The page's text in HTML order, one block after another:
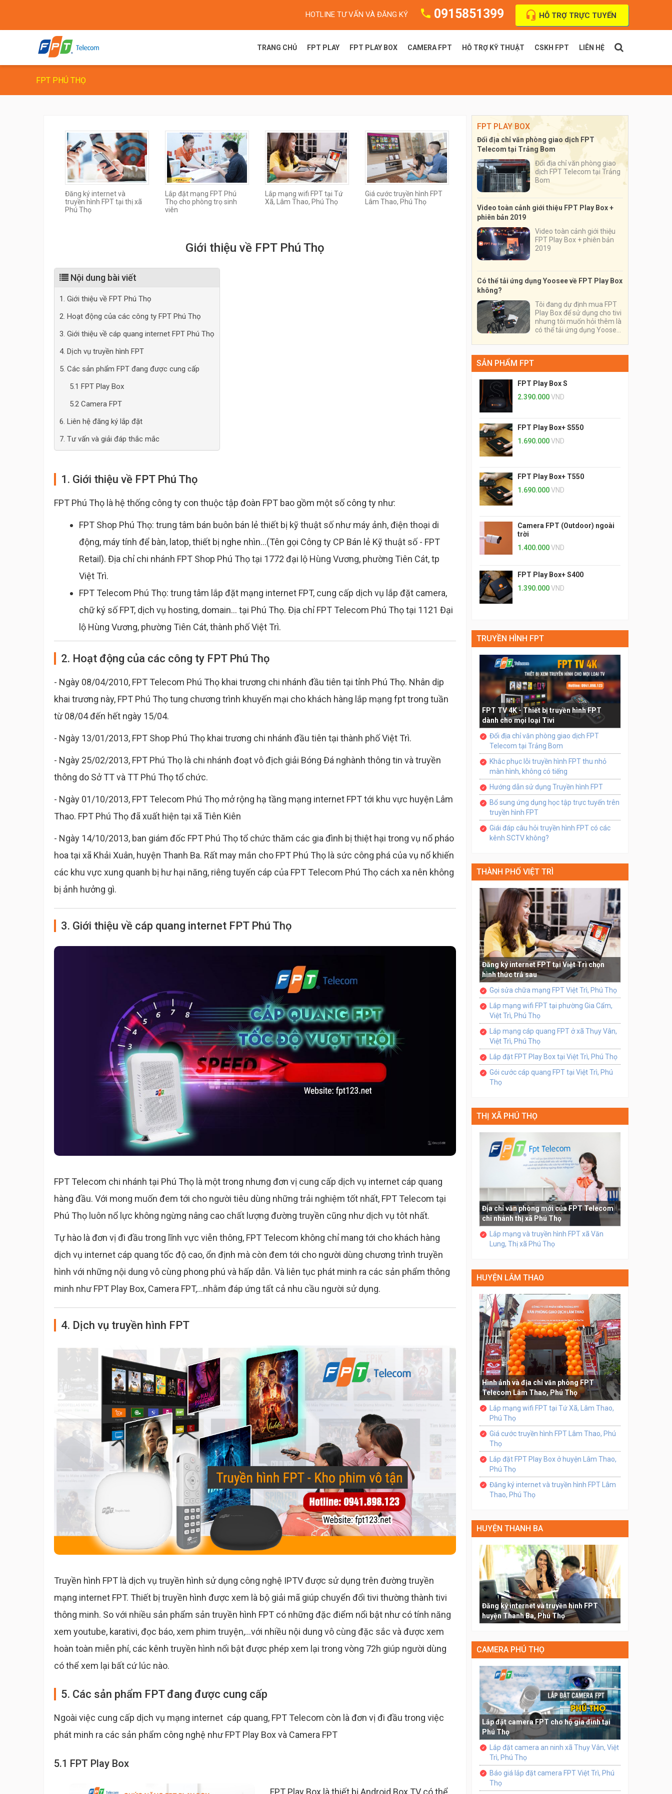
HOTLINE TƯ VẤN VÀ ĐĂNG KÝ 0915851399 HỖ TRỢ TRỰC TUYẾN
TRANG CHỦ FPT PLAY
Truyền hình FPT
FPT PLAY BOX
FPT Play Box+ S550
FPT Play Box+ S400
CAMERA FPT HỖ TRỢ KỸ THUẬT CSKH FPT LIÊN HỆ
FPT PHÚ THỌ
Đăng ký internet và
truyền hình FPT tại thị xã
Phú Thọ
Lắp đặt mạng FPT Phú
Thọ cho phòng trọ sinh
viên
Lắp mạng wifi FPT tại Tứ
Xã, Lâm Thao, Phú Thọ
Giá cước truyền hình FPT
Lâm Thao, Phú Thọ
Giới thiệu về FPT Phú Thọ
Nội dung bài viết
1. Giới thiệu về FPT Phú Thọ
2. Hoạt động của các công ty FPT Phú Thọ
3. Giới thiệu về cáp quang internet FPT Phú Thọ
4. Dịch vụ truyền hình FPT
5. Các sản phẩm FPT đang được cung cấp
5.1 FPT Play Box
5.2 Camera FPT
6. Liên hệ đăng ký lắp đặt
7. Tư vấn và giải đáp thắc mắc
1. Giới thiệu về FPT Phú Thọ
FPT Phú Thọ là hệ thống công ty con thuộc tập đoàn FPT bao gồm một số công ty như:
FPT Shop Phú Thọ: trung tâm bán buôn bán lẻ thiết bị kỹ thuật số như máy ảnh, điện thoại di
động, máy tính để bàn, latop, thiết bị nghe nhìn...(Tên gọi Công ty CP Bán lẻ Kỹ thuật số - FPT
Retail). Địa chỉ chi nhánh FPT Shop Phú Thọ tại 1772 đại lộ Hùng Vương, phường Tiên Cát, tp
Việt Trì.
FPT Telecom Phú Thọ: trung tâm lắp đặt mạng internet FPT, cung cấp dịch vụ lắp đặt camera,
chữ ký số FPT, dịch vụ hosting, domain... tại Phú Thọ. Địa chỉ FPT Telecom Phú Thọ tại 1121 Đại
lộ Hùng Vương, phường Tiên Cát, thành phố Việt Trì.
2. Hoạt động của các công ty FPT Phú Thọ
- Ngày 08/04/2010, FPT Telecom Phú Thọ khai trương chi nhánh đầu tiên tại tỉnh Phú Thọ. Nhân dịp
khai trương này, FPT Phú Thọ tung chương trình khuyến mại cho khách hàng lắp mạng fpt trong tuần
từ 08/04 đến hết ngày 15/04.
- Ngày 13/01/2013, FPT Shop Phú Thọ khai trương chi nhánh đầu tiên tại thành phố Việt Trì.
- Ngày 25/02/2013, FPT Phú Thọ là chi nhánh đoạt vô địch giải Bóng Đá nghành thông tin và truyền
thông do Sở TT và TT Phú Thọ tổ chức.
- Ngày 01/10/2013, FPT Telecom Phú Thọ mở rộng hạ tầng mạng internet FPT tới khu vực huyện Lâm
Thao. FPT Phú Thọ đã xuất hiện tại xã Tiên Kiên
- Ngày 14/10/2013, ban giám đốc FPT Phú Thọ tổ chức thăm các gia đình bị thiệt hại trong vụ nổ pháo
hoa tại xã Khải Xuân, huyện Thanh Ba. Rất may mắn cho FPT Phú Thọ là sức công phá của vụ nổ khiến
các khu vực xung quanh bị hư hại năng, riêng tuyến cáp của FPT Telecom Phú Thọ cách xa nên không
bị ảnh hưởng gì.
3. Giới thiệu về cáp quang internet FPT Phú Thọ
FPT Telecom chi nhánh tại Phú Thọ là một trong nhưng đơn vị cung cấp dịch vụ internet cáp quang
hàng đầu. Với mong muốn đem tới cho người tiêu dùng những trải nghiệm tốt nhất, FPT Telecom tại
Phú Thọ luôn nổ lực không ngừng nâng cao chất lượng đường truyền cũng như dịch vụ tôt nhất.
Tự hào là đơn vị đi đầu trong lĩnh vực viễn thông, FPT Telecom không chỉ mang tới cho khách hàng
dịch vụ internet cáp quang tốc độ cao, ổn định mà còn đem tới cho người dùng chương trình truyền
hình với những nội dung vô cùng phong phú và hấp dẫn. Và liên tục phát minh ra các sản phẩm thông
minh như FPT Play Box, Camera FPT,...nhằm đáp ứng tất cả nhu cầu người sử dụng.
4. Dịch vụ truyền hình FPT
Truyền hình FPT là dịch vụ truyền hình sử dụng công nghệ IPTV được sử dụng trên đường truyền
mạng internet FPT. Thiết bị truyền hình được xem là bộ giải mã giúp chuyển đổi tivi thường thành tivi
thông minh. So với nhiều sản phẩm sản truyền hình FPT có những đặc điểm nổi bật như có tính năng
xem youtube, karativi, đọc báo, xem phim truyện,...với nhiều nội dung vô cùng đặc sắc và được xem
hoàn toàn miễn phí, các kênh truyền hình nổi bật được phép xem lại trong vòng 72h giúp người dùng
có thể xem lại bất cứ lúc nào.
5. Các sản phẩm FPT đang được cung cấp
Ngoài việc cung cấp dịch vụ mạng internet cáp quang, FPT Telecom còn là đơn vị đi đầu trong việc
phát minh ra các sản phẩm công nghệ như FPT Play Box và Camera FPT
5.1 FPT Play Box
FPT PLAY BOX
Đổi địa chỉ văn phòng giao dịch FPT
Telecom tại Trảng Bom
Đổi địa chỉ văn phòng giao
dịch FPT Telecom tại Trảng
Bom
Video toàn cảnh giới thiệu FPT Play Box +
phiên bản 2019
Video toàn cảnh giới thiệu
FPT Play Box + phiên bản
2019
Có thể tải ứng dụng Yoosee về FPT Play Box
không?
Tôi đang dự định mua FPT
Play Box để sử dụng cho tivi
nhưng tôi muốn hỏi thêm là
có thể tải ứng dụng Yoosee
trên thiết bị này được
không?
SẢN PHẨM FPT
FPT Play Box S
2.390.000VND
FPT Play Box+ S550
1.690.000VND
FPT Play Box+ T550
1.690.000VND
Camera FPT (Outdoor) ngoài
trời
1.400.000VND
FPT Play Box+ S400
1.390.000VND
TRUYỀN HÌNH FPT
FPT TV 4K - Thiết bị truyền hình FPT
dành cho mọi loại Tivi
Đổi địa chỉ văn phòng giao dịch FPT
Telecom tại Trảng Bom
Khắc phục lỗi truyền hình FPT thu nhỏ
màn hình, không có tiếng
Hướng dẫn sử dụng Truyền hình FPT
Bổ sung ứng dụng học tập trực tuyến trên
truyền hình FPT
Giái đáp câu hỏi truyền hình FPT có các
kênh SCTV không?
THÀNH PHỐ VIỆT TRÌ
Đăng ký internet FPT tại Việt Trì chọn
hình thức trả sau
Gọi sửa chữa mạng FPT Việt Trì, Phú Thọ
Lắp mạng wifi FPT tại phường Gia Cẩm,
Việt Trì, Phú Thọ
Lắp mạng cáp quang FPT ở xã Thụy Vân,
Việt Trì, Phú Thọ
Lắp đặt FPT Play Box tại Việt Trì, Phú Thọ
Gói cước cáp quang FPT tại Việt Trì, Phú
Thọ
THỊ XÃ PHÚ THỌ
Địa chỉ văn phòng mới của FPT Telecom
chi nhánh thị xã Phú Thọ
Lắp mạng và truyền hình FPT xã Văn
Lung, Thị xã Phú Thọ
HUYỆN LÂM THAO
Hình ảnh và địa chỉ văn phòng FPT
Telecom Lâm Thao, Phú Thọ
Lắp mạng wifi FPT tại Tứ Xã, Lâm Thao,
Phú Thọ
Giá cước truyền hình FPT Lâm Thao, Phú
Thọ
Lắp đặt FPT Play Box ở huyện Lâm Thao,
Phú Thọ
Đăng ký internet và truyền hình FPT Lâm
Thao, Phú Thọ
HUYỆN THANH BA
Đăng ký internet và truyền hình FPT
huyện Thanh Ba, Phú Thọ
CAMERA PHÚ THỌ
Lắp đặt camera FPT cho hộ gia đình tại
Phú Thọ
Lắp đặt camera an ninh xã Thụy Vân, Việt
Trì, Phú Thọ
Báo giá lắp đặt camera FPT Việt Trì, Phú
Thọ